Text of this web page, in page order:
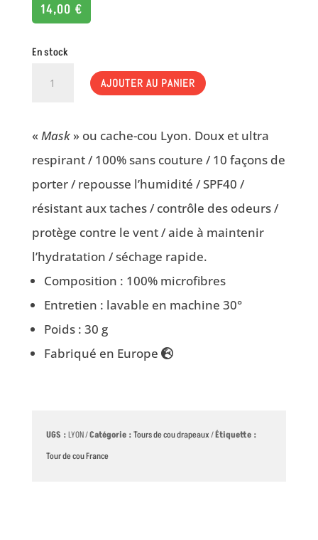
14,00 €
En stock
AJOUTER AU PANIER
« Mask» ou cache-cou Lyon. Doux et ultra
respirant / 100% sans couture / 10 façons de
porter / repousse l’humidité / SPF40 /
résistant aux taches / contrôle des odeurs /
protège contre le vent / aide à maintenir
l’hydratation / séchage rapide.
Composition : 100% microfibres
Entretien : lavable en machine 30°
Poids : 30 g
Fabriqué en Europe
UGS :LYON Catégorie :Tours de cou drapeaux Étiquette :
Tour de cou France